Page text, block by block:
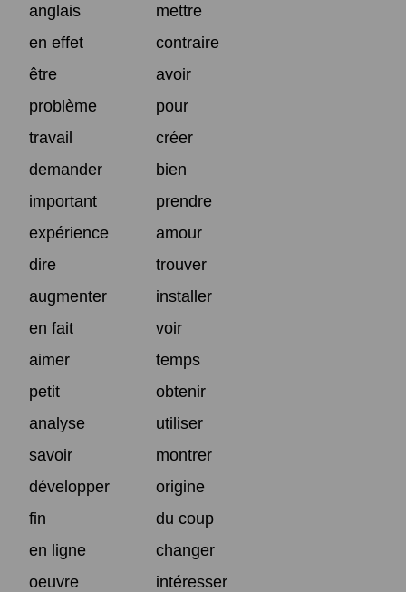
anglais
mettre
en effet
contraire
être
avoir
problème
pour
travail
créer
demander
bien
important
prendre
expérience
amour
dire
trouver
augmenter
installer
en fait
voir
aimer
temps
petit
obtenir
analyse
utiliser
savoir
montrer
développer
origine
fin
du coup
en ligne
changer
oeuvre
intéresser